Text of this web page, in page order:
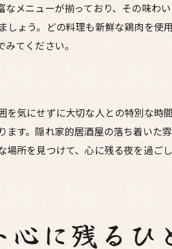
料理の魅力
メニューが揃っており、その味わ
ょう。どの料理も新鮮な鶏肉を使
てください。
気にせずに大切な人との特別な時
す。隠れ家的居酒屋の落ち着いた
所を見つけて、心に残る夜を過ご
に残るひ